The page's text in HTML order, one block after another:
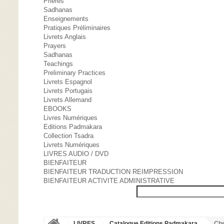
Sadhanas
Enseignements
Pratiques Préliminaires
Livrets Anglais
Prayers
Sadhanas
Teachings
Preliminary Practices
Livrets Espagnol
Livrets Portugais
Livrets Allemand
EBOOKS
Livres Numériques
Editions Padmakara
Collection Tsadra
Livrets Numériques
LIVRES AUDIO / DVD
BIENFAITEUR
BIENFAITEUR TRADUCTION REIMPRESSION
BIENFAITEUR ACTIVITE ADMINISTRATIVE